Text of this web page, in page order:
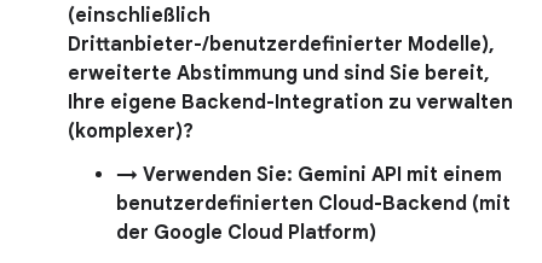
(einschließlich
Drittanbieter-/benutzerdefinierter Modelle),
erweiterte Abstimmung und sind Sie bereit,
Ihre eigene Backend-Integration zu verwalten
(komplexer)?
→ Verwenden Sie: Gemini API mit einem
benutzerdefinierten Cloud-Backend (mit
der Google Cloud Platform)